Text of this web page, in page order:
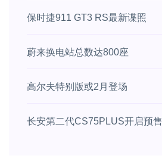
保时捷911 GT3 RS最新谍照
蔚来换电站总数达800座
高尔夫特别版或2月登场
长安第二代CS75PLUS开启预售